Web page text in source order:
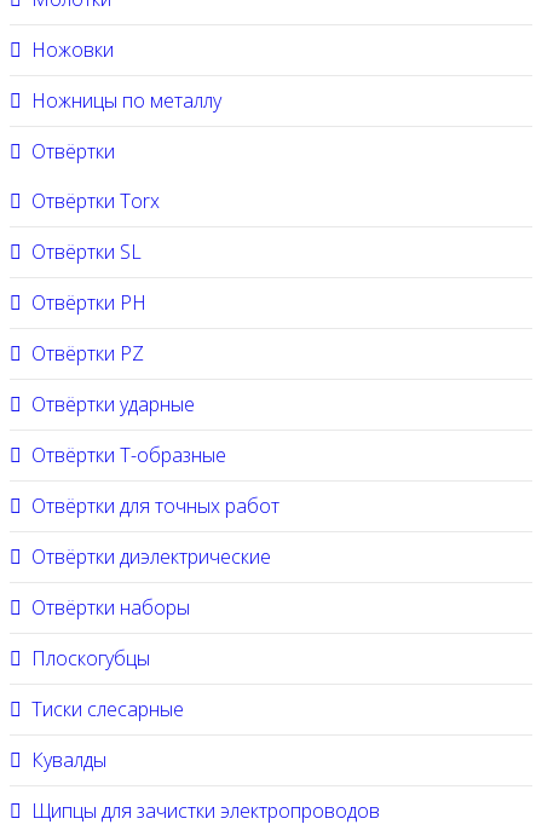
Ножовки
Ножницы по металлу
Отвёртки
Отвёртки Torx
Отвёртки SL
Отвёртки PH
Отвёртки PZ
Отвёртки ударные
Отвёртки Т-образные
Отвёртки для точных работ
Отвёртки диэлектрические
Отвёртки наборы
Плоскогубцы
Тиски слесарные
Кувалды
Щипцы для зачистки электропроводов